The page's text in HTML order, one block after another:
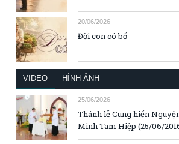
20/06/2026
Đời con có bố
VIDEO HÌNH ẢNH
25/06/2026
Thánh lễ Cung hiến
Minh Tam Hiệp (25/06/